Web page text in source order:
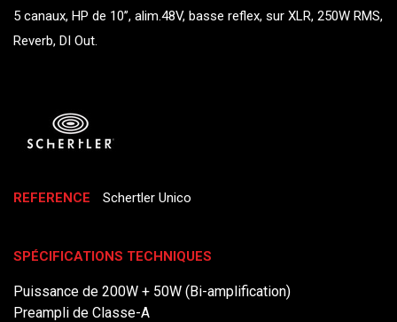
5 canaux, HP de 10’’, alim.48V, basse reflex, sur XLR, 250W RMS,
Reverb, DI Out.
REFERENCE Schertler Unico
SPÉCIFICATIONS TECHNIQUES
Puissance de 200W + 50W (Bi-amplification)
Preampli de Classe-A